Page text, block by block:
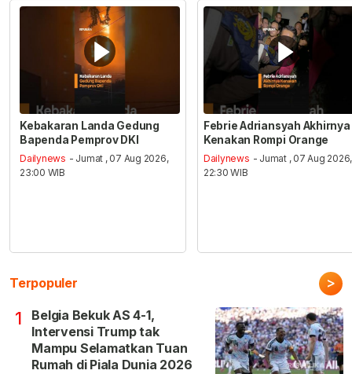
Kebakaran Landa Gedung
Bapenda Pemprov DKI
Dailynews - Jumat , 07 Aug 2026,
23:00 WIB
Febrie Adriansyah Akhirnya
Kenakan Rompi Orange
Dailynews - Jumat , 07 Aug 2026,
22:30 WIB
Terpopuler >
1
Belgia Bekuk AS 4-1,
Intervensi Trump tak
Mampu Selamatkan Tuan
Rumah di Piala Dunia 2026